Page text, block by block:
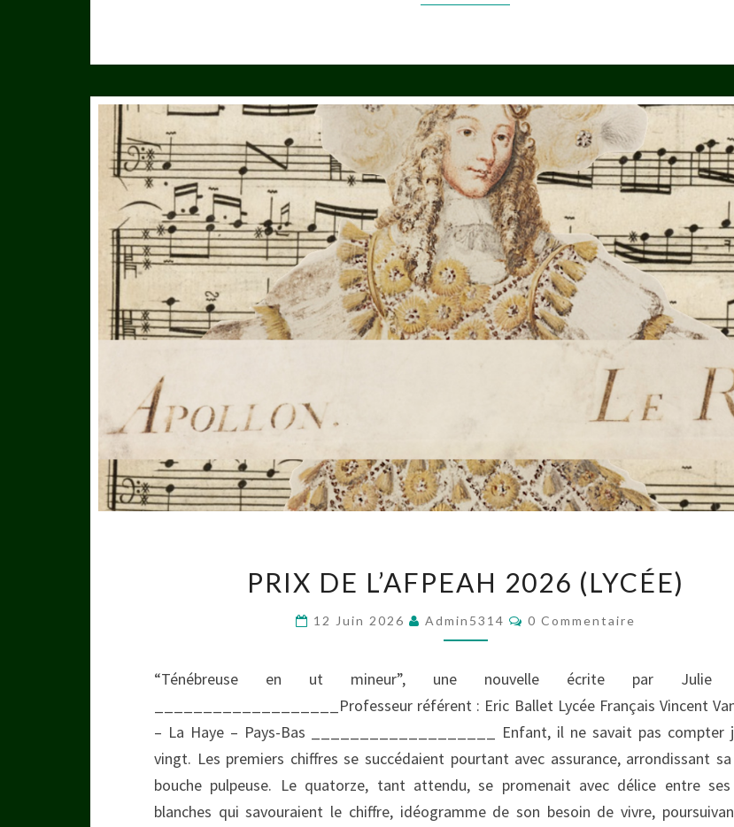
DE
L’AFPEAH
2026
PRIX DE L’AFPEAH 2026 (LYCÉE)
12 Juin 2026 Admin5314 Commentaires
0 Commentaire
“Ténébreuse en ut mineur”, une nouvelle écrite par Julie
___________________Professeur référent : Eric Ballet Lycée Français Vincent
– La Haye – Pays-Bas ___________________ Enfant, il ne savait pas compter
vingt. Les premiers chiffres se succédaient pourtant avec assurance, arrondissant
bouche pulpeuse. Le quatorze, tant attendu, se promenait avec délice entre
blanches qui savouraient le chiffre, idéogramme de son besoin de vivre,